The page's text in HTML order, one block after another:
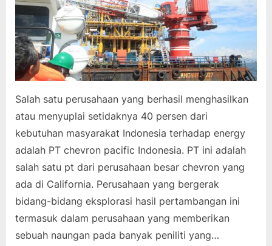
Salah satu perusahaan yang berhasil menghasilkan
atau menyuplai setidaknya 40 persen dari
kebutuhan masyarakat Indonesia terhadap energy
adalah PT chevron pacific Indonesia. PT ini adalah
salah satu pt dari perusahaan besar chevron yang
ada di California. Perusahaan yang bergerak
bidang-bidang eksplorasi hasil pertambangan ini
termasuk dalam perusahaan yang memberikan
sebuah naungan pada banyak peniliti yang…